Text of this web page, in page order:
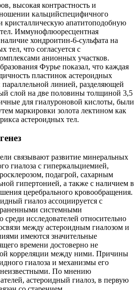
высокая контрастность и
кальцийспецифичного
кристаллическую апатитоподобную
Иммунофлюоресцентная
хондроитин-6-сульфата на
тел, что согласуется с
анионных участков.
Фурье показал, что каждая
пластинок астероидных
параллельной линией, разделяющей
слой на две половины толщиной 3,5
для гиалуроновой кислоты, были
маркировки золота лектином как
астероидных тел.
связывают развитие минеральных
гиалоза с гиперкальциемией,
подагрой, сахарным
гипертонией, а также с наличием в
церебрального кровообращения.
гиалоз ассоциируется с
системными
среди исследователей относительно
между астероидным гиалозом и
имеются значительные
времени достоверно не
корреляции между ними. Причины
гиалоза и механизмы его
неизвестными. По мнению
астероидный гиалоз, в первую